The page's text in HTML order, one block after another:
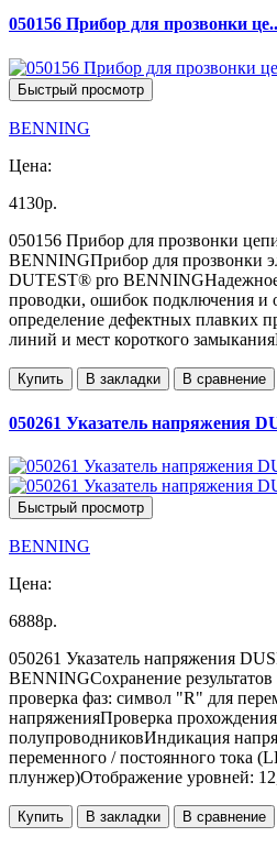
050156 Прибор для прозвонки
Быстрый просмотр
BENNING
Цена:
4130р.
050156 Прибор для прозвонки
BENNINGПрибор для прозвонки
DUTEST® pro
проводки, ошибок подключения и
определение дефектных плавких
линий и мест короткого
Купить В закладки В сравнение
050261 Указатель напряжения
Быстрый просмотр
BENNING
Цена:
6888р.
050261 Указатель напряжения
BENNINGСохранение
проверка фаз: символ "R" для
напряженияПроверка
полупроводниковИндикация
переменного / постоянного тока
плунжер)Отображение уровней:
Купить В закладки В сравнение